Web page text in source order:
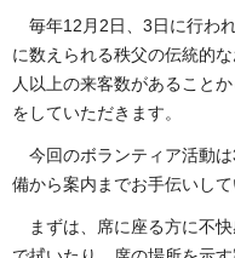
毎年12月2日、3日に行わ
に数えられる秩父の伝統的
人以上の来客数があること
をしていただきます。
今回のボランティア活動
備から案内までお手伝いして
まずは、席に座る方に不